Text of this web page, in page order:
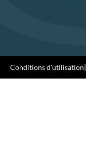
Conditions d'utilisation|